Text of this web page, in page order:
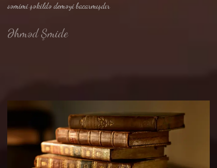
səmimi şəkildə deməyi bacarmışdır
Əhməd Şmide